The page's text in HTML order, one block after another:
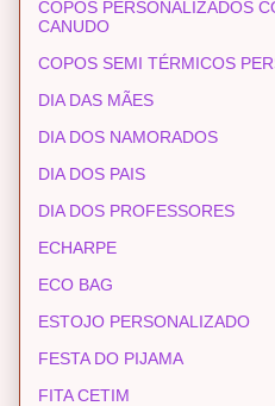
COPOS PERSONALIZADOS
CANUDO
COPOS SEMI TÉRMICOS
DIA DAS MÃES
DIA DOS NAMORADOS
DIA DOS PAIS
DIA DOS PROFESSORES
ECHARPE
ECO BAG
ESTOJO PERSONALIZADO
FESTA DO PIJAMA
FITA CETIM